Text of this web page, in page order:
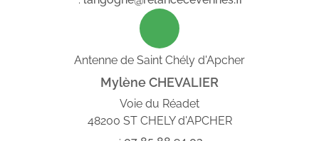
Antenne de Saint Chély d'Apcher
Mylène CHEVALIER
Voie du Réadet
48200 ST CHELY d'APCHER